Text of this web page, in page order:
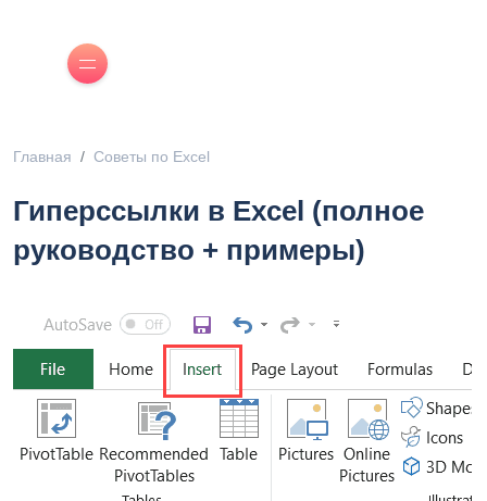
Главная Советы по Excel
Гиперссылки в Excel (полное
руководство + примеры)